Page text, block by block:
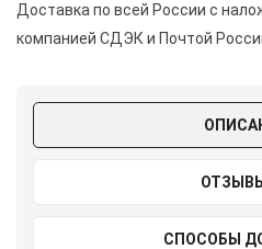
Доставка по всей России с
компанией СДЭК и Почтой
СПОСОБЫ